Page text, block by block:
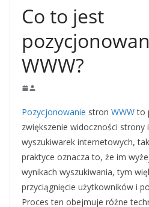
Co to jest
WWW?
Pozycjonowanie stron WWWto
zwiększenie widoczności
wyszukiwarek internetowych,
praktyce oznacza to, że im
wynikach wyszukiwania, tym
przyciągnięcie użytkowników i
Proces ten obejmuje różne